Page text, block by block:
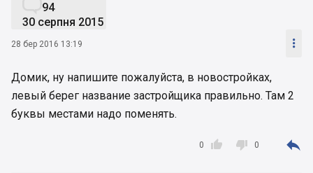
94
30 серпня 2015
28 бер 2016 13:19 
Домик, ну напишите пожалуйста, в новостройках,
левый берег название застройщика правильно. Там 2
буквы местами надо поменять.

0  0 